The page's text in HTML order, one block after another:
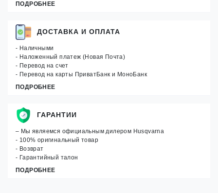
ПОДРОБНЕЕ
ДОСТАВКА И ОПЛАТА
- Наличными
- Наложенный платеж (Новая Почта)
- Перевод на счет
- Перевод на карты ПриватБанк и МоноБанк
ПОДРОБНЕЕ
ГАРАНТИИ
– Мы являемся официальным дилером Husqvarna
- 100% оригинальный товар
- Возврат
- Гарантийный талон
ПОДРОБНЕЕ